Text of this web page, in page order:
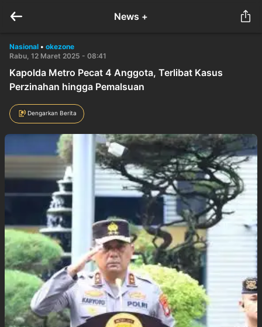
News +
Nasional • okezone
Rabu, 12 Maret 2025 - 08:41
Kapolda Metro Pecat 4 Anggota, Terlibat Kasus
Perzinahan hingga Pemalsuan
Dengarkan Berita